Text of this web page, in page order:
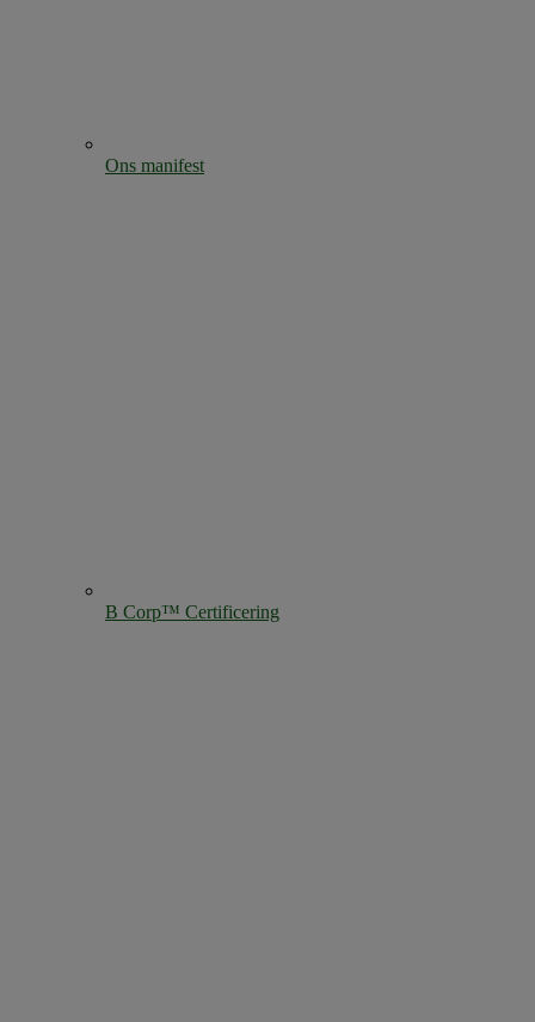
Ons manifest
B Corp™ Certificering